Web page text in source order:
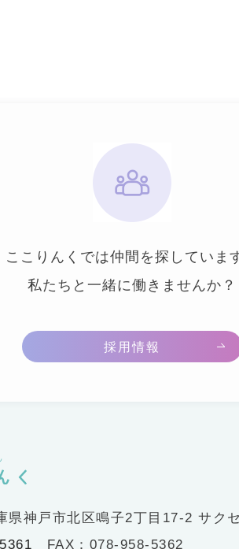
ここりんくでは仲間を探していま
私たちと一緒に働きませんか？
採用情報
県神戸市北区鳴子2丁目17-2 サク
FAX：078-958-5362